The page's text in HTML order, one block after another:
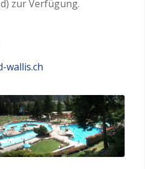
zur Verfügung.
wallis.ch